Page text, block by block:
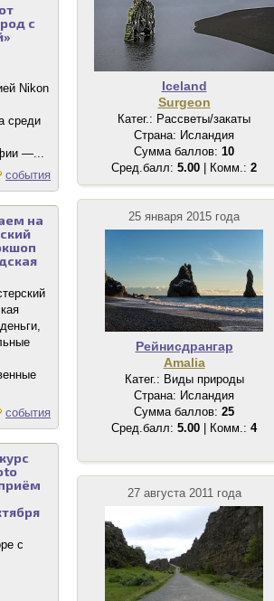
с
Nikon
среди
—...
события
на
события
с
Iceland
Surgeon
Катег.: Рассветы/закаты
Страна: Исландия
Сумма баллов: 10
Сред.балл: 5.00 | Комм.: 2
25 января 2015 года
Рейнисдрангар
Amalia
Катег.: Виды природы
Страна: Исландия
Сумма баллов: 25
Сред.балл: 5.00 | Комм.: 4
27 августа 2011 года